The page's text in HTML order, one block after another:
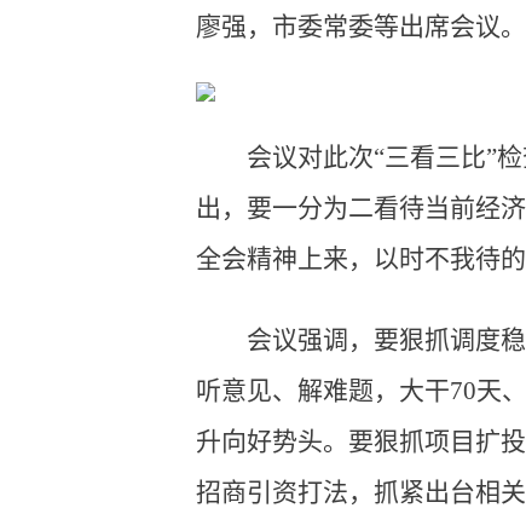
廖强，市委常委等出席会议。
会议对此次“三看三比”
出，要一分为二看待当前经
全会精神上来，以时不我待
会议强调，要狠抓调度
听意见、解难题，大干70天
升向好势头。要狠抓项目扩
招商引资打法，抓紧出台相